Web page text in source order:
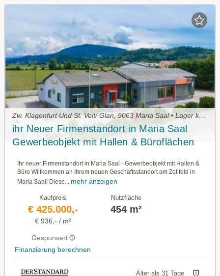
Zw. Klagenfurt Und St. Veit/ Glan, 9063 Maria Saal • Lager kaufen
ihr Neuer Firmenstandort in Maria Saal
Gewerbeobjekt mit Hallen & Büroflächen
Ihr neuer Firmenstandort in Maria Saal - Gewerbeobjekt mit Hallen &
Büro Willkommen an Ihrem neuen Geschäftsstandort am Zollfeld in
Maria Saal! Diese...
mehr anzeigen
Kaufpreis
€ 425.000,-
€ 936,- / m²
Gesponsert
Finanzierung berechnen
Nutzfläche
454 m²
Älter als 31 Tage